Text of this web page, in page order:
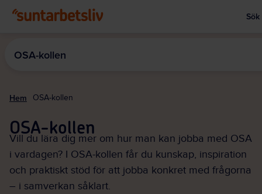
Sök
OSA-kollen
Hem OSA-kollen
OSA-kollen
Vill du lära dig mer om hur man kan jobba med OSA
i vardagen? I OSA-kollen får du kunskap, inspiration
och praktiskt stöd för att jobba konkret med frågorna
– i samverkan såklart.